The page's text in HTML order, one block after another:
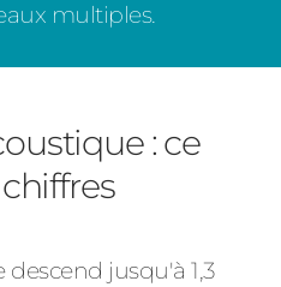
multiples.
: ce
jusqu'à 1,3